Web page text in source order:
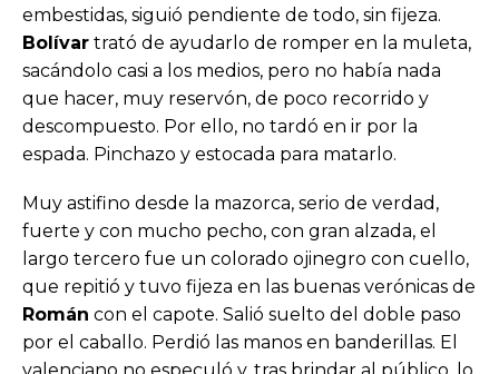
embestidas, siguió pendiente de todo, sin fijeza.
Bolívar trató de ayudarlo de romper en la muleta,
sacándolo casi a los medios, pero no había nada
que hacer, muy reservón, de poco recorrido y
descompuesto. Por ello, no tardó en ir por la
espada. Pinchazo y estocada para matarlo.
Muy astifino desde la mazorca, serio de verdad,
fuerte y con mucho pecho, con gran alzada, el
largo tercero fue un colorado ojinegro con cuello,
que repitió y tuvo fijeza en las buenas verónicas de
Román con el capote. Salió suelto del doble paso
por el caballo. Perdió las manos en banderillas. El